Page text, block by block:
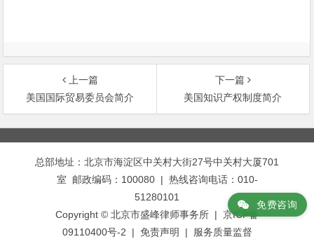
上一篇
美国国际贸易委员会简介
下一篇
美国知识产权制度简介
文
章
总部地址：北京市海淀区中关村大街27号中关村大厦701
室 邮政编码：100080 | 热线咨询电话：010-
51280101
Copyright © 北京市盛峰律师事务所 | 京ICP备
09110400号-2 | 免责声明 | 服务质量监督
免费咨询